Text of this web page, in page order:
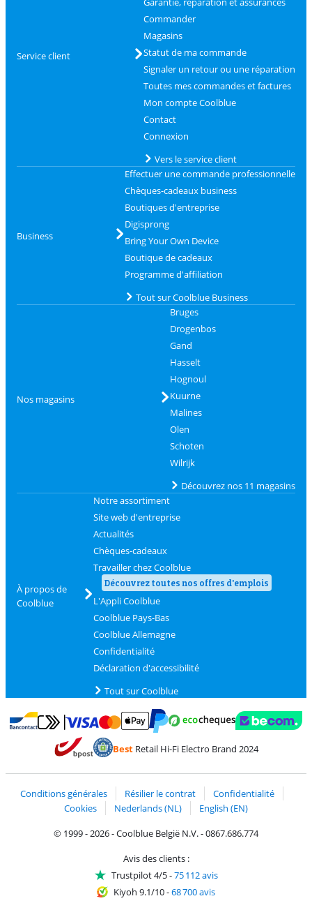
Service client
Commander
Magasins
Statut de ma commande
Signaler un retour ou une réparation
Toutes mes commandes et factures
Mon compte Coolblue
Contact
Connexion
Vers le service client
Business
Effectuer une commande professionnelle
Chèques-cadeaux business
Boutiques d'entreprise
Digisprong
Bring Your Own Device
Boutique de cadeaux
Programme d'affiliation
Tout sur Coolblue Business
Nos magasins
Bruges
Drogenbos
Gand
Hasselt
Hognoul
Kuurne
Malines
Olen
Schoten
Wilrijk
Découvrez nos 11 magasins
À propos de
Coolblue
Notre assortiment
Site web d'entreprise
Actualités
Chèques-cadeaux
Travailler chez Coolblue
Découvrez toutes nos offres d'emplois
L'Appli Coolblue
Coolblue Pays-Bas
Coolblue Allemagne
Confidentialité
Déclaration d'accessibilité
Tout sur Coolblue
Payer avec Bancontact
Payer avec MasterCard et Visa via ClickToPay
Payer avec PayPal
BestRetail Hi-Fi Electro Brand 2024
Conditions générales Résilier le contrat
Confidentialité
Cookies
Nederlands (NL)
English (EN)
© 1999 - 2026 - Coolblue België N.V. - 0867.686.774
Avis des clients :
Trustpilot 4/5-75 112 avis
Kiyoh 9.1/10-68 700 avis